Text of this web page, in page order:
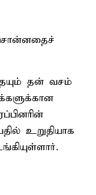
தன் வசம்
உறுதியாக